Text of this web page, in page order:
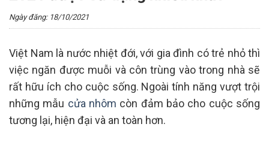
Ngày đăng: 18/10/2021
Việt Nam là nước nhiệt đới, với gia đình có trẻ nhỏ thì
việc ngăn được muỗi và côn trùng vào trong nhà sẽ
rất hữu ích cho cuộc sống. Ngoài tính năng vượt trội
những mẫu cửa nhôm còn đảm bảo cho cuộc sống
tương lại, hiện đại và an toàn hơn.